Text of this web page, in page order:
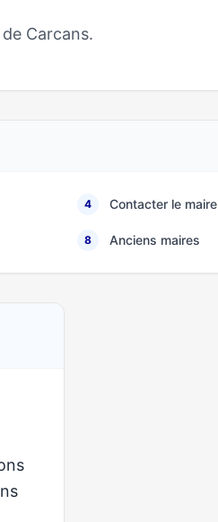
Carcans.
4 Contacter le maire
8 Anciens maires